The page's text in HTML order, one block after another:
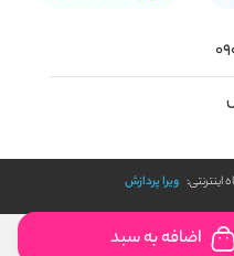
اضافه به سبد
ویرا پردازش